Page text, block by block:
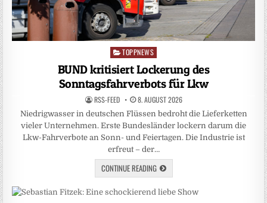
Posted
in
TOPPNEWS
BUND kritisiert Lockerung des
Sonntagsfahrverbots für Lkw
RSS-FEED 8. AUGUST 2026
Niedrigwasser in deutschen Flüssen bedroht die Lieferketten
vieler Unternehmen. Erste Bundesländer lockern darum die
Lkw-Fahrverbote an Sonn- und Feiertagen. Die Industrie ist
erfreut – der…
CONTINUE READING